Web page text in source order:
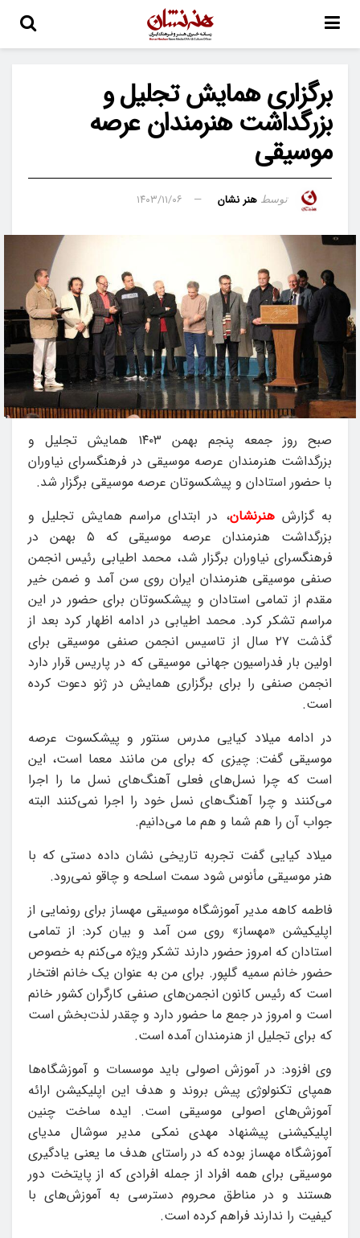
برگزاری همایش تجلیل و
بزرگداشت هنرمندان عرصه
موسیقی
توسط هنر نشان ۱۴۰۳/۱۱/۰۶
صبح روز جمعه پنجم بهمن ۱۴۰۳ همایش تجلیل و
بزرگداشت هنرمندان عرصه موسیقی در فرهنگسرای نیاوران
با حضور استادان و پیشکسوتان عرصه موسیقی برگزار شد.
به گزارشهنرنشان، در ابتدای مراسم همایش تجلیل و
بزرگداشت هنرمندان عرصه موسیقی که ۵ بهمن در
فرهنگسرای نیاوران برگزار شد، محمد اطیابی رئیس انجمن
صنفی موسیقی هنرمندان ایران روی سن آمد و ضمن خیر
مقدم از تمامی استادان و پیشکسوتان برای حضور در این
مراسم تشکر کرد. محمد اطیابی در ادامه اظهار کرد بعد از
گذشت ۲۷ سال از تاسیس انجمن صنفی موسیقی برای
اولین بار فدراسیون جهانی موسیقی که در پاریس قرار دارد
انجمن صنفی را برای برگزاری همایش در ژنو دعوت کرده
است.
در ادامه میلاد کیایی مدرس سنتور و پیشکسوت عرصه
موسیقی گفت: چیزی که برای من مانند معما است، این
است که چرا نسل‌های فعلی آهنگ‌های نسل ما را اجرا
می‌کنند و چرا آهنگ‌های نسل خود را اجرا نمی‌کنند البته
جواب آن را هم شما و هم ما می‌دانیم.
میلاد کیایی گفت تجربه تاریخی نشان داده دستی که با
هنر موسیقی مأنوس شود سمت اسلحه و چاقو نمی‌رود.
فاطمه کاهه مدیر آموزشگاه موسیقی مهساز برای رونمایی از
اپلیکیشن «مهساز» روی سن آمد و بیان کرد: از تمامی
استادان که امروز حضور دارند تشکر ویژه می‌کنم به خصوص
حضور خانم سمیه گلپور. برای من به عنوان یک خانم افتخار
است که رئیس کانون انجمن‌های صنفی کارگران کشور خانم
است و امروز در جمع ما حضور دارد و چقدر لذت‌بخش است
که برای تجلیل از هنرمندان آمده است.
وی افزود: در آموزش اصولی باید موسسات و آموزشگاه‌ها
همپای تکنولوژی پیش بروند و هدف این اپلیکیشن ارائه
آموزش‌های اصولی موسیقی است. ایده ساخت چنین
اپلیکیشنی پیشنهاد مهدی نمکی مدیر سوشال مدیای
آموزشگاه مهساز بوده که در راستای هدف ما یعنی یادگیری
موسیقی برای همه‌ افراد از جمله افرادی که از پایتخت دور
هستند و در مناطق محروم دسترسی به آموزش‌های با
کیفیت را ندارند فراهم کرده است.